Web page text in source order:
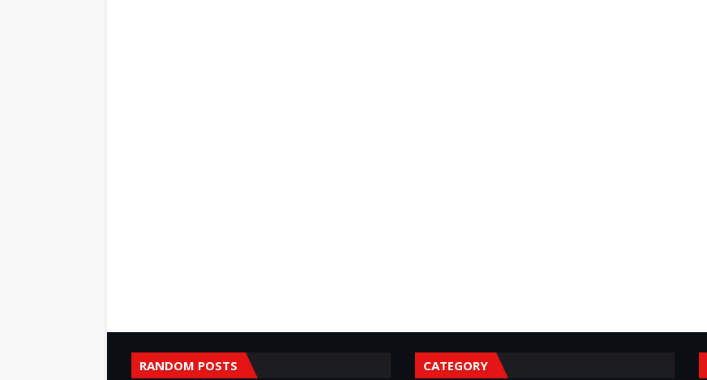
RANDOM POSTS CATEGORY